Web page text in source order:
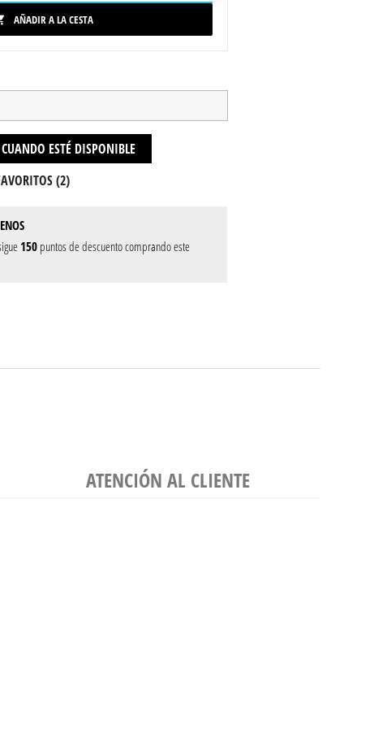
AÑADIR A LA CESTA
ESTÉ DISPONIBLE
(2)
150puntos de descuento comprando este
ATENCIÓN AL CLIENTE